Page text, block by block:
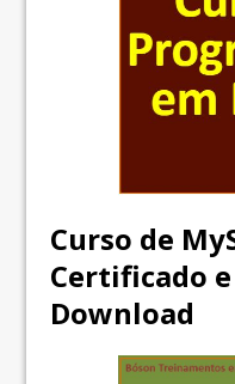
Curso de
Certificado
Download